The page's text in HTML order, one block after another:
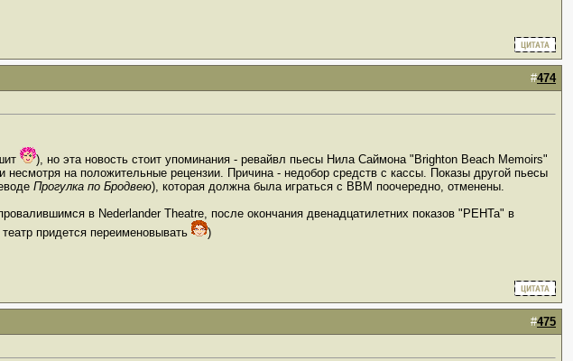
#474
), но эта новость стоит упоминания - ревайвл пьесы Нила Саймона "Brighton Beach Memoirs"
на положительные рецензии. Причина - недобор средств с кассы. Показы другой пьесы
Прогулка по Бродвею), которая должна была играться с BBM поочередно, отменены.
в Nederlander Theatre, после окончания двенадцатилетних показов "РЕНТа" в
придется переименовывать
)
#475